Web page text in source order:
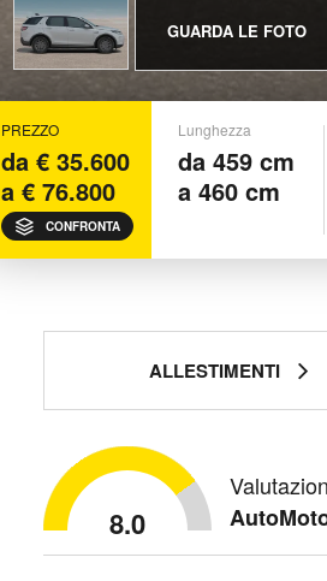
GUARDA LE FOTO
PREZZO
da € 35.600
a € 76.800
CONFRONTA
Lunghezza
da 459 cm
a 460 cm
ALLESTIMENTI
8.0